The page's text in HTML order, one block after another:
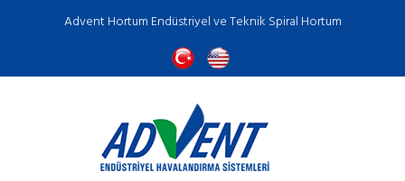
Advent Hortum Endüstriyel ve Teknik Spiral Hortum